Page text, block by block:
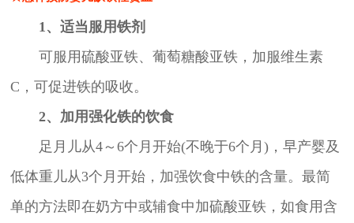
1、适当服用铁剂
可服用硫酸亚铁、葡萄糖酸亚铁，加服维生素
C，可促进铁的吸收。
2、加用强化铁的饮食
足月儿从4～6个月开始(不晚于6个月)，早产婴及
低体重儿从3个月开始，加强饮食中铁的含量。最简
单的方法即在奶方中或辅食中加硫酸亚铁，如食用含